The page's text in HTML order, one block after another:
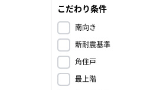
こだわり条件
南向き
新耐震基準
角住戸
最上階